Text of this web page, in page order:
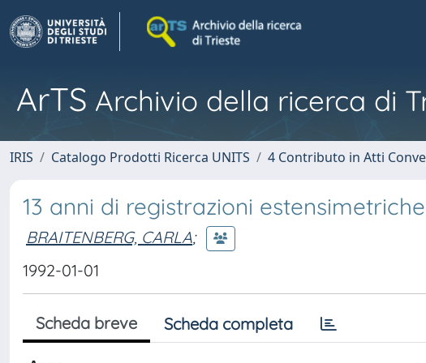
ArTS Archivio della ricerca di
IRIS Catalogo Prodotti Ricerca UNITS 4 Contributo in Atti
13 anni di registrazioni
BRAITENBERG, CARLA;
1992-01-01
Scheda breve Scheda completa